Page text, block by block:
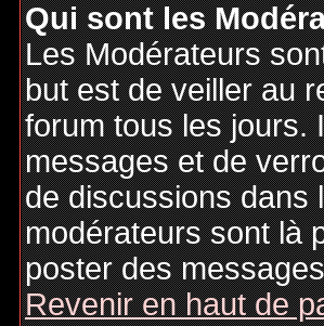
Qui sont les
Les Modérateurs
but est de veiller au
forum tous les jours.
messages et de
de discussions dans
modérateurs sont là
poster des
Revenir en haut de